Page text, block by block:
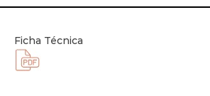
Ficha Técnica